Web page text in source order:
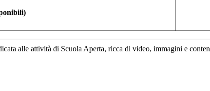
alle attività di Scuola Aperta, ricca di video, immagini e